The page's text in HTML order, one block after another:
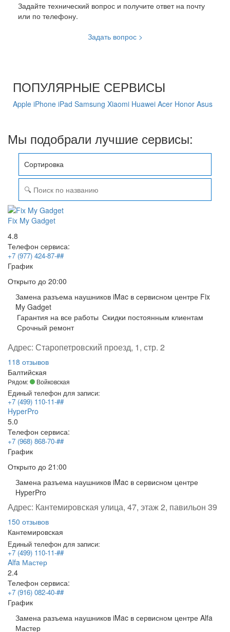
Задайте технический вопрос и получите ответ на почту
или по телефону.
Задать вопрос >
ПОПУЛЯРНЫЕ СЕРВИСЫ
Apple iPhone iPad Samsung Xiaomi Huawei Acer Honor Asus
Мы подобрали лучшие сервисы:
Сортировка
Fix My Gadget
4.8
Телефон сервиса:
+7 (977) 424-87-##
График
Открыто до 20:00
Замена разъема наушников iMac в сервисном центре Fix
My Gadget
Гарантия на все работы Скидки постоянным клиентам
Срочный ремонт
Адрес: Старопетровский проезд, 1, стр. 2
118 отзывов
Балтийская
Рядом: Войковская
Единый телефон для записи:
+7 (499) 110-11-##
HyperPro
5.0
Телефон сервиса:
+7 (968) 868-70-##
График
Открыто до 21:00
Замена разъема наушников iMac в сервисном центре
HyperPro
Адрес: Кантемировская улица, 47, этаж 2, павильон 39
150 отзывов
Кантемировская
Единый телефон для записи:
+7 (499) 110-11-##
Alfa Мастер
2.4
Телефон сервиса:
+7 (916) 082-40-##
График
Замена разъема наушников iMac в сервисном центре Alfa
Мастер